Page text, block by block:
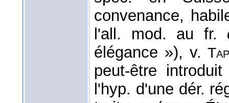
convenance,
l'all. mod. au fr.
élégance »), v.
peut-être
l'hyp. d'une dér.